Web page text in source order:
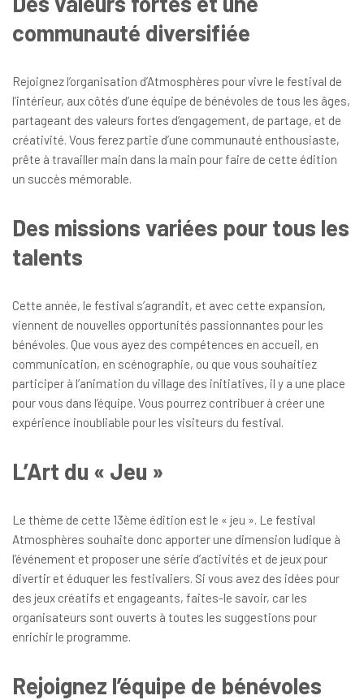
communauté diversifiée
Rejoignez l’organisation d’Atmosphères pour vivre le festival de
l’intérieur, aux côtés d’une équipe de bénévoles de tous les âges,
partageant des valeurs fortes d’engagement, de partage, et de
créativité. Vous ferez partie d’une communauté enthousiaste,
prête à travailler main dans la main pour faire de cette édition
un succès mémorable.
Des missions variées pour tous les
talents
Cette année, le festival s’agrandit, et avec cette expansion,
viennent de nouvelles opportunités passionnantes pour les
bénévoles. Que vous ayez des compétences en accueil, en
communication, en scénographie, ou que vous souhaitiez
participer à l’animation du village des initiatives, il y a une place
pour vous dans l’équipe. Vous pourrez contribuer à créer une
expérience inoubliable pour les visiteurs du festival.
L’Art du « Jeu »
Le thème de cette 13ème édition est le « jeu ». Le festival
Atmosphères souhaite donc apporter une dimension ludique à
l’événement et proposer une série d’activités et de jeux pour
divertir et éduquer les festivaliers. Si vous avez des idées pour
des jeux créatifs et engageants, faites-le savoir, car les
organisateurs sont ouverts à toutes les suggestions pour
enrichir le programme.
Rejoignez l’équipe de bénévoles